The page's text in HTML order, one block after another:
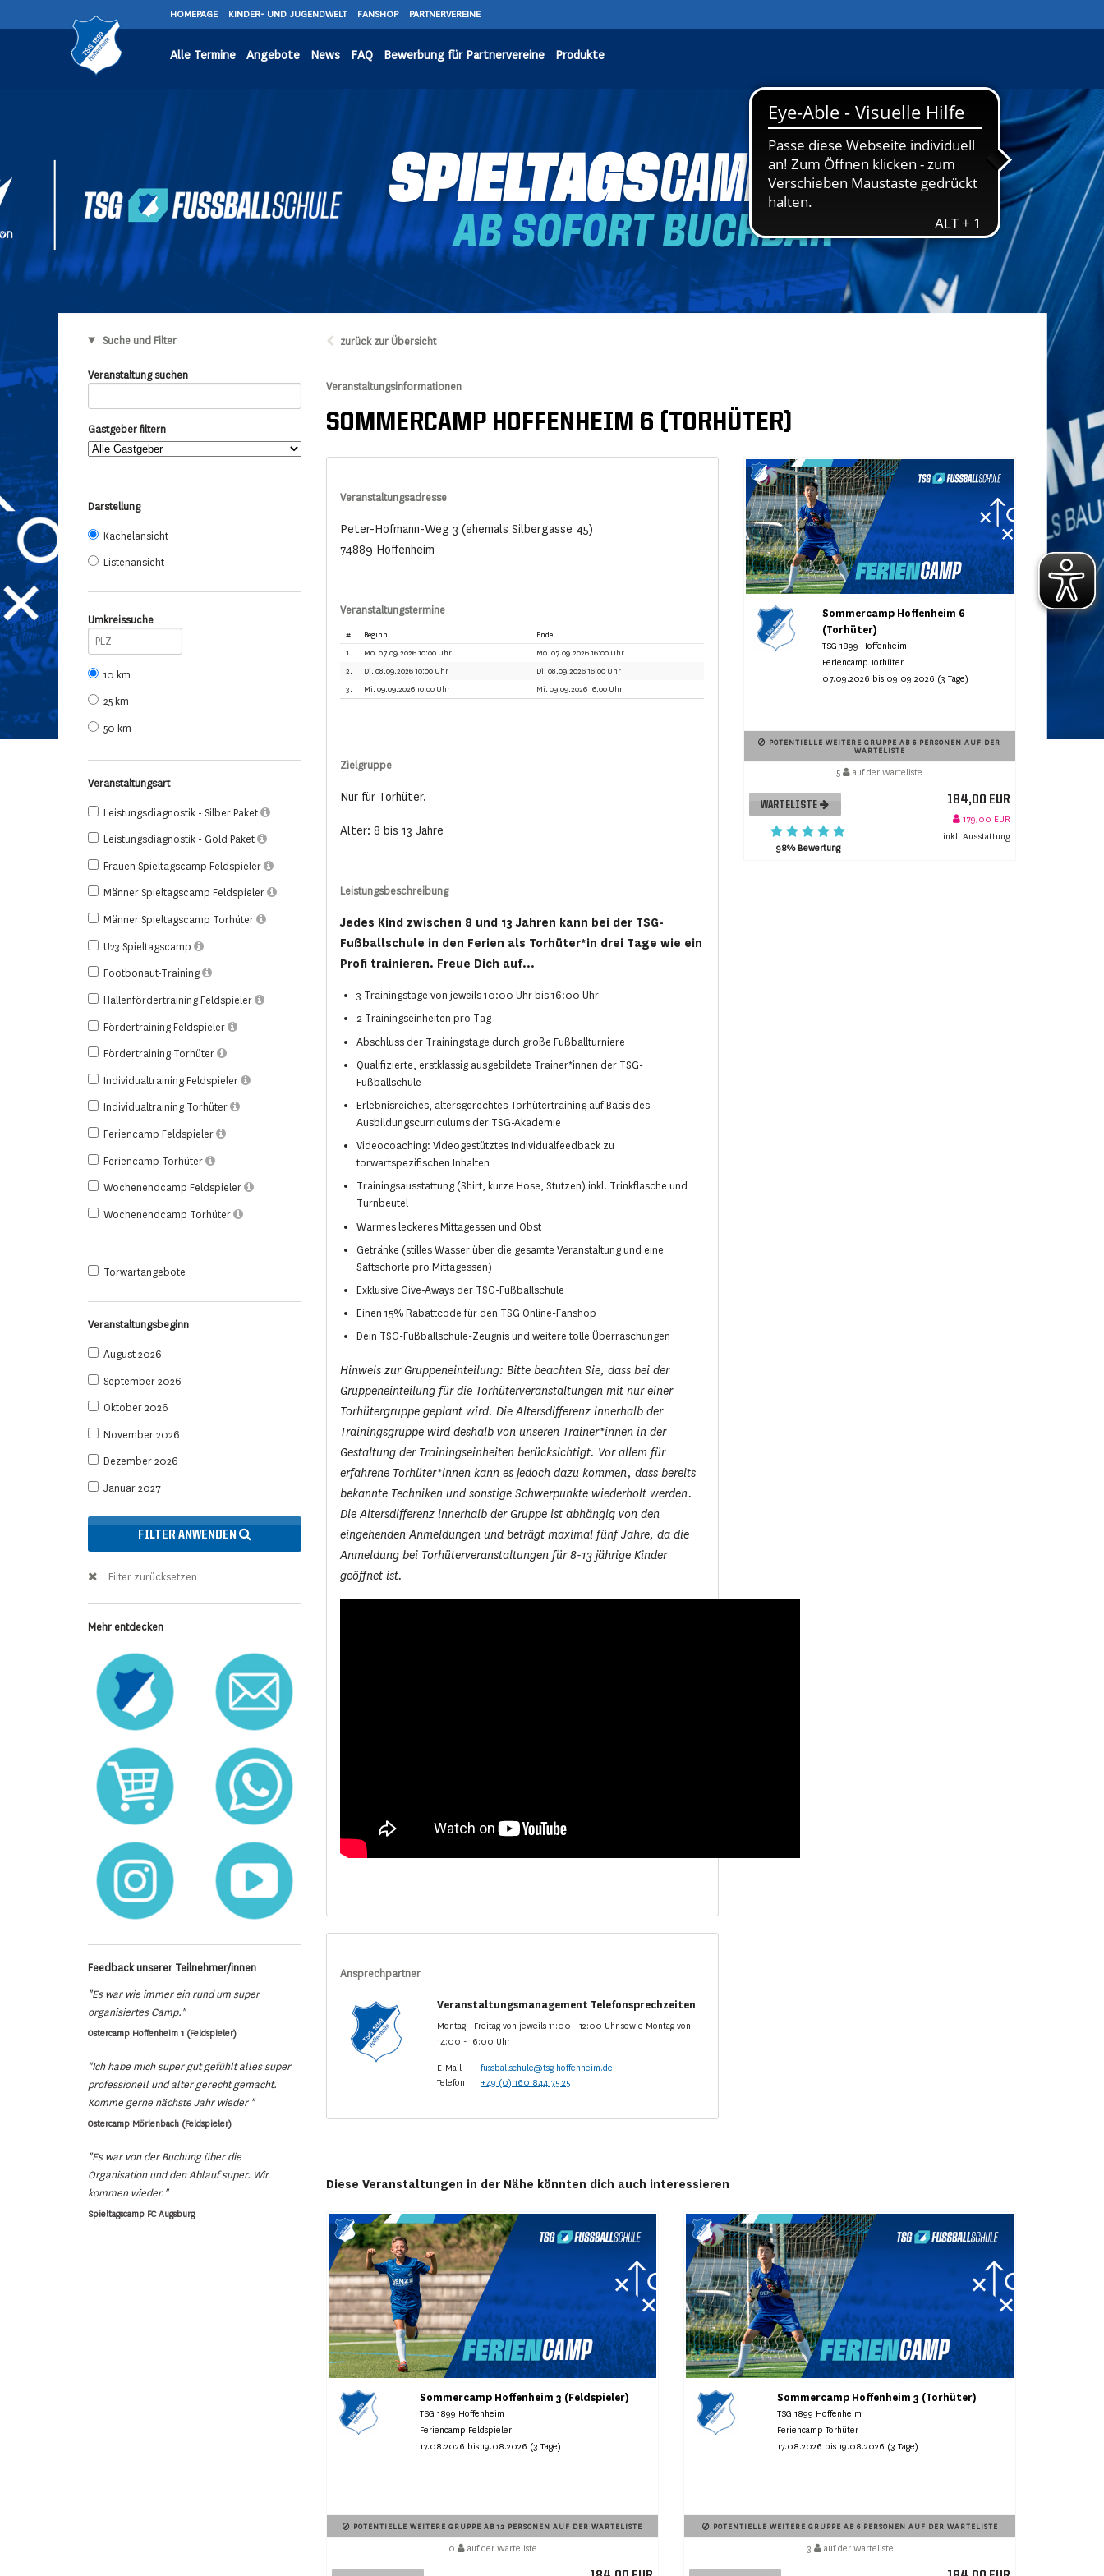
HOMEPAGE KINDER- UND JUGENDWELT FANSHOP PARTNERVEREINE
Alle Termine Angebote News FAQ Bewerbung für Partnervereine Produkte
Suche und Filter
Veranstaltung suchen
Gastgeber filtern
Darstellung
Kachelansicht
Listenansicht
Umkreissuche
10 km
25 km
50 km
Veranstaltungsart
Leistungsdiagnostik - Silber Paket
Leistungsdiagnostik - Gold Paket
Frauen Spieltagscamp Feldspieler
Männer Spieltagscamp Feldspieler
Männer Spieltagscamp Torhüter
U23 Spieltagscamp
Footbonaut-Training
Hallenfördertraining Feldspieler
Fördertraining Feldspieler
Fördertraining Torhüter
Individualtraining Feldspieler
Individualtraining Torhüter
Feriencamp Feldspieler
Feriencamp Torhüter
Wochenendcamp Feldspieler
Wochenendcamp Torhüter
Torwartangebote
Veranstaltungsbeginn
August 2026
September 2026
Oktober 2026
November 2026
Dezember 2026
Januar 2027
FILTER ANWENDEN
Filter zurücksetzen
Mehr entdecken
Feedback unserer Teilnehmer/innen
"Es war wie immer ein rund um super
organisiertes Camp."
Ostercamp Hoffenheim 1 (Feldspieler)
"Ich habe mich super gut gefühlt alles super
professionell und alter gerecht gemacht.
Komme gerne nächste Jahr wieder "
Ostercamp Mörlenbach (Feldspieler)
"Es war von der Buchung über die
Organisation und den Ablauf super. Wir
kommen wieder."
Spieltagscamp FC Augsburg
zurück zur Übersicht
Veranstaltungsinformationen
SOMMERCAMP HOFFENHEIM 6 (TORHÜTER)
Veranstaltungsadresse
Peter-Hofmann-Weg 3 (ehemals Silbergasse 45)
74889 Hoffenheim
Veranstaltungstermine
# Beginn
Ende
1.
Mo. 07.09.2026 10:00 Uhr
Mo. 07.09.2026 16:00 Uhr
2.
Di. 08.09.2026 10:00 Uhr
Di. 08.09.2026 16:00 Uhr
3.
Mi. 09.09.2026 10:00 Uhr Mi. 09.09.2026 16:00 Uhr
Zielgruppe
Nur für Torhüter.
Alter: 8 bis 13 Jahre
Leistungsbeschreibung
Jedes Kind zwischen 8 und 13 Jahren kann bei der TSG-
Fußballschule in den Ferien als Torhüter*in drei Tage wie ein
Profi trainieren. Freue Dich auf...
3 Trainingstage von jeweils 10:00 Uhr bis 16:00 Uhr
2 Trainingseinheiten pro Tag
Abschluss der Trainingstage durch große Fußballturniere
Qualifizierte, erstklassig ausgebildete Trainer*innen der TSG-
Fußballschule
Erlebnisreiches, altersgerechtes Torhütertraining auf Basis des
Ausbildungscurriculums der TSG-Akademie
Videocoaching: Videogestütztes Individualfeedback zu
torwartspezifischen Inhalten
Trainingsausstattung (Shirt, kurze Hose, Stutzen) inkl. Trinkflasche und
Turnbeutel
Warmes leckeres Mittagessen und Obst
Getränke (stilles Wasser über die gesamte Veranstaltung und eine
Saftschorle pro Mittagessen)
Exklusive Give-Aways der TSG-Fußballschule
Einen 15% Rabattcode für den TSG Online-Fanshop
Dein TSG-Fußballschule-Zeugnis und weitere tolle Überraschungen
Hinweis zur Gruppeneinteilung: Bitte beachten Sie, dass bei der
Gruppeneinteilung für die Torhüterveranstaltungen mit nur einer
Torhütergruppe geplant wird. Die Altersdifferenz innerhalb der
Trainingsgruppe wird deshalb von unseren Trainer*innen in der
Gestaltung der Trainingseinheiten berücksichtigt. Vor allem für
erfahrene Torhüter*innen kann es jedoch dazu kommen, dass bereits
bekannte Techniken und sonstige Schwerpunkte wiederholt werden.
Die Altersdifferenz innerhalb der Gruppe ist abhängig von den
eingehenden Anmeldungen und beträgt maximal fünf Jahre, da die
Anmeldung bei Torhüterveranstaltungen für 8-13 jährige Kinder
geöffnet ist.
Ansprechpartner
Veranstaltungsmanagement Telefonsprechzeiten
Montag - Freitag von jeweils 11:00 - 12:00 Uhr sowie Montag von
14:00 - 16:00 Uhr
E-Mail
fussballschule@tsg-hoffenheim.de
Telefon
+49 (0) 160 844 75 25
Sommercamp Hoffenheim 6
(Torhüter)
TSG 1899 Hoffenheim
Feriencamp Torhüter
07.09.2026 bis 09.09.2026 (3 Tage)
POTENTIELLE WEITERE GRUPPE AB 6 PERSONEN AUF DER
WARTELISTE
5 auf der Warteliste
WARTELISTE
98% Bewertung
184,00 EUR
179,00 EUR
inkl. Ausstattung
Diese Veranstaltungen in der Nähe könnten dich auch interessieren
Sommercamp Hoffenheim 3 (Feldspieler)
TSG 1899 Hoffenheim
Feriencamp Feldspieler
17.08.2026 bis 19.08.2026 (3 Tage)
POTENTIELLE WEITERE GRUPPE AB 12 PERSONEN AUF DER WARTELISTE
0 auf der Warteliste
Sommercamp Hoffenheim 3 (Torhüter)
TSG 1899 Hoffenheim
Feriencamp Torhüter
17.08.2026 bis 19.08.2026 (3 Tage)
POTENTIELLE WEITERE GRUPPE AB 6 PERSONEN AUF DER WARTELISTE
3 auf der Warteliste